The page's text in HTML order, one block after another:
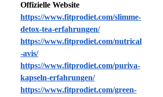
Offizielle Website
https://www.fitprodiet.com/slimme-
detox-tea-erfahrungen/
https://www.fitprodiet.com/nutrical
-avis/
https://www.fitprodiet.com/puriva-
kapseln-erfahrungen/
https://www.fitprodiet.com/green-